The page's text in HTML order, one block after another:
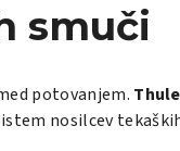
smuči
potovanjem.
nosilcev